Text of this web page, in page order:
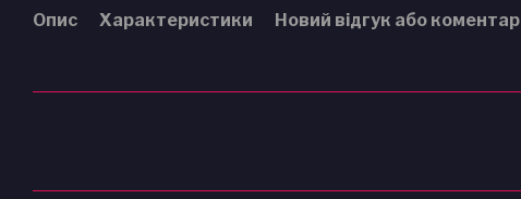
Опис Характеристики Новий відгук або коментар